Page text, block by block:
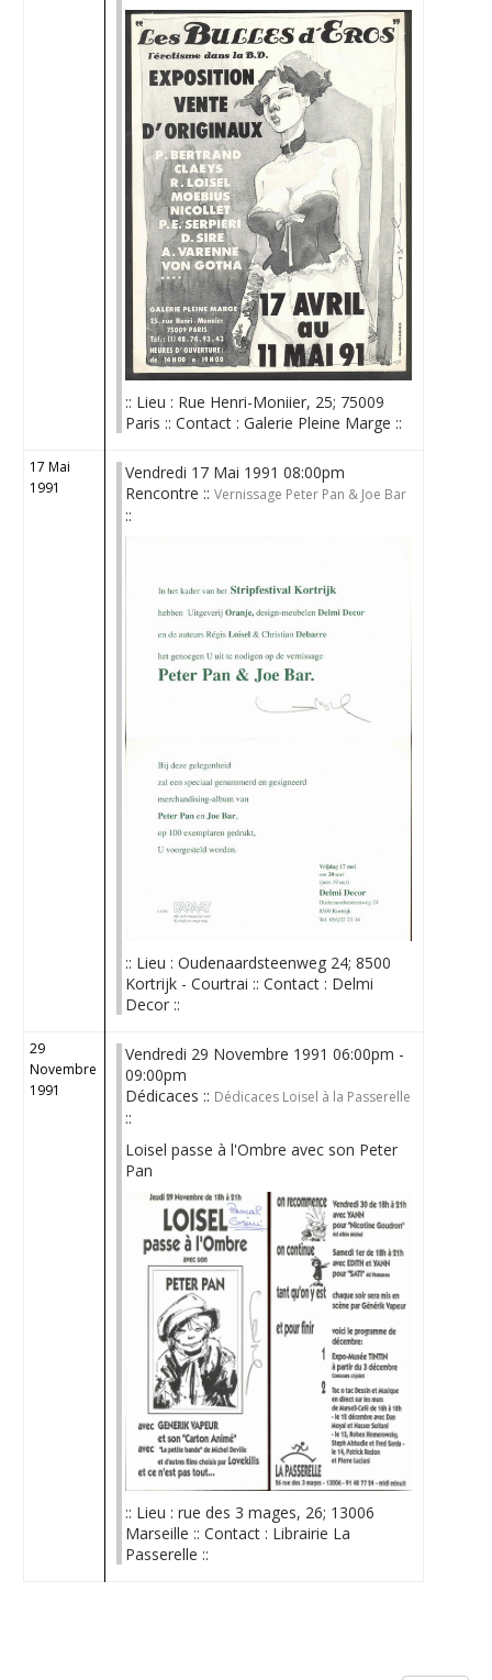
:: Lieu : Rue Henri-Moniier, 25; 75009
Paris :: Contact : Galerie Pleine Marge ::
17 Mai
1991
Vendredi 17 Mai 1991 08:00pm
Rencontre ::Vernissage Peter Pan & Joe Bar
::
:: Lieu : Oudenaardsteenweg 24; 8500
Kortrijk - Courtrai :: Contact : Delmi
Decor ::
29
Novembre
1991
Vendredi 29 Novembre 1991 06:00pm -
09:00pm
Dédicaces :: Dédicaces Loisel à la Passerelle
::
Loisel passe à l'Ombre avec son Peter
Pan
:: Lieu : rue des 3 mages, 26; 13006
Marseille :: Contact : Librairie La
Passerelle ::